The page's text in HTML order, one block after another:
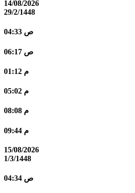
14/08/2026
29/2/1448
04:33 ص
06:17 ص
01:12 م
05:02 م
08:08 م
09:44 م
15/08/2026
1/3/1448
04:34 ص